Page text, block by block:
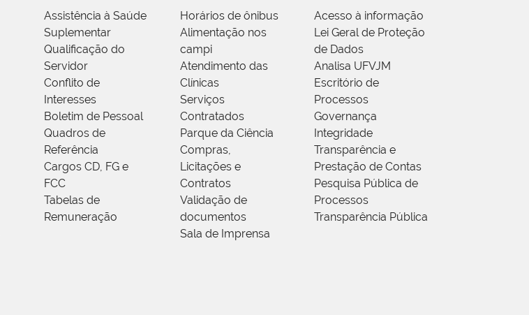
Assistência à Saúde
Suplementar
Qualificação do
Servidor
Conflito de
Interesses
Boletim de Pessoal
Quadros de
Referência
Cargos CD, FG e
FCC
Tabelas de
Remuneração
Horários de ônibus
Alimentação nos
campi
Atendimento das
Clínicas
Serviços
Contratados
Parque da Ciência
Compras,
Licitações e
Contratos
Validação de
documentos
Sala de Imprensa
Acesso à informação
Lei Geral de Proteção
de Dados
Analisa UFVJM
Escritório de
Processos
Governança
Integridade
Transparência e
Prestação de Contas
Pesquisa Pública de
Processos
Transparência Pública